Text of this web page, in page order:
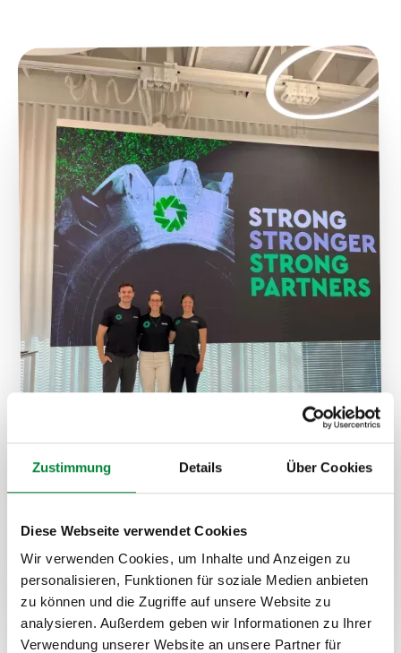
Zustimmung Details Über Cookies
Diese Webseite verwendet Cookies
Wir verwenden Cookies, um Inhalte und Anzeigen zu
personalisieren, Funktionen für soziale Medien anbieten
zu können und die Zugriffe auf unsere Website zu
analysieren. Außerdem geben wir Informationen zu Ihrer
Verwendung unserer Website an unsere Partner für
Formate, Zielgruppen und
Einsatzmöglichkeiten